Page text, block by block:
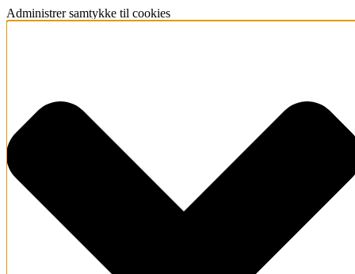
Administrer samtykke til cookies